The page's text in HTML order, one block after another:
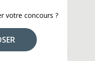
votre concours ?